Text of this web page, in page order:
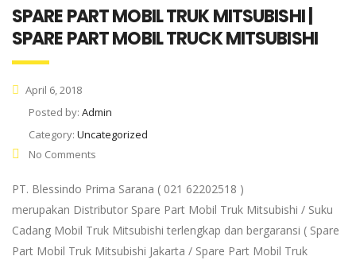
SPARE PART MOBIL TRUK MITSUBISHI |
SPARE PART MOBIL TRUCK MITSUBISHI
April 6, 2018
Posted by: Admin
Category: Uncategorized
No Comments
PT. Blessindo Prima Sarana ( 021 62202518 )
merupakan Distributor Spare Part Mobil Truk Mitsubishi / Suku
Cadang Mobil Truk Mitsubishi terlengkap dan bergaransi ( Spare
Part Mobil Truk Mitsubishi Jakarta / Spare Part Mobil Truk